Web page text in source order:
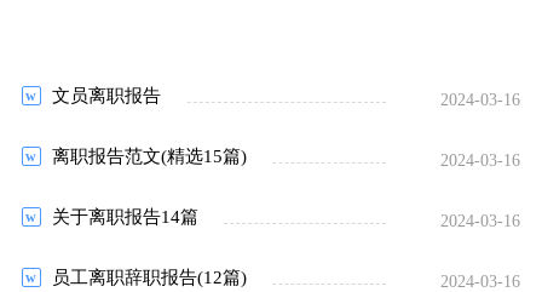
文员离职报告 2024-03-16
离职报告范文(精选15篇) 2024-03-16
关于离职报告14篇 2024-03-16
员工离职辞职报告(12篇) 2024-03-16